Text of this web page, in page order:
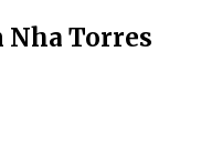
Nha Torres